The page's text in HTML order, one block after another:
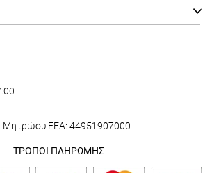
Μητρώου ΕΕΑ: 44951907000
ΤΡΟΠΟΙ ΠΛΗΡΩΜΗΣ